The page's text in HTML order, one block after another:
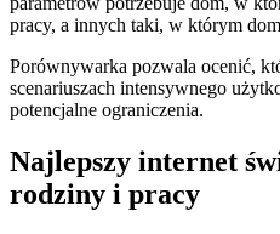
pracy, a innych taki, w którym
Porównywarka pozwala ocenić,
scenariuszach intensywnego
potencjalne ograniczenia.
Najlepszy internet
rodziny i pracy